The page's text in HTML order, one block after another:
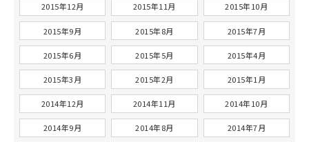
2015年12月 2015年11月 2015年10月
2015年9月 2015年8月 2015年7月
2015年6月 2015年5月 2015年4月
2015年3月 2015年2月 2015年1月
2014年12月 2014年11月 2014年10月
2014年9月 2014年8月 2014年7月